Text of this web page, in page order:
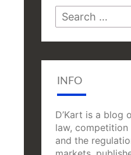
Search
for:
INFO
D’Kart is a blog
law, competition
and the